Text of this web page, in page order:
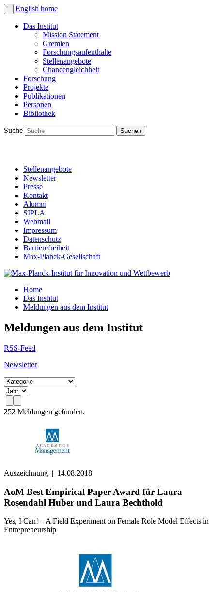
English home
Das Institut
Mission Statement
Gremien
Forschungsaufenthalte
Stellenangebote
Chancengleichheit
Forschung
Projekte
Publikationen
Personen
Bibliothek
Suche
Stellenangebote
Newsletter
Presse
Kontakt
Alumni
SIPLA
Webmail
Impressum
Datenschutz
Barrierefreiheit
Max-Planck-Gesellschaft
Home
Das Institut
Meldungen aus dem Institut
Meldungen aus dem Institut
RSS-Feed
Newsletter
252 Meldungen gefunden.
Auszeichnung | 14.08.2018
AoM Best Empirical Paper Award für Laura
Rosendahl Huber und Laura Bechthold
Yes, I Can! ‒ A Field Experiment on Female Role Model Effects in
Entrepreneurship